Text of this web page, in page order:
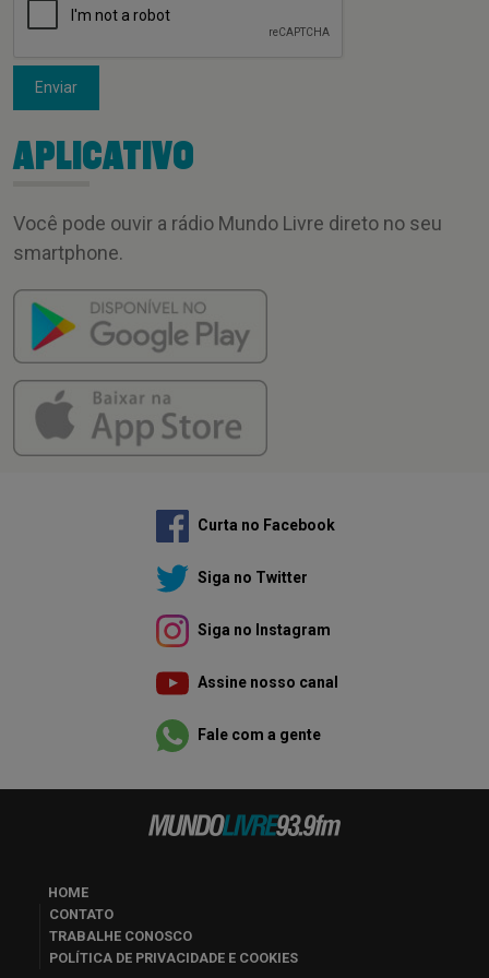
Enviar
APLICATIVO
Você pode ouvir a rádio Mundo Livre direto no seu
smartphone.
Curta no Facebook
Siga no Twitter
Siga no Instagram
Assine nosso canal
Fale com a gente
HOME
CONTATO
TRABALHE CONOSCO
POLÍTICA DE PRIVACIDADE E COOKIES